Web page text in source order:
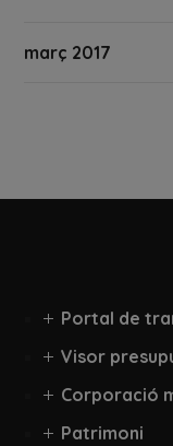
març 2017
Portal de
Visor
Corporació
Patrimoni